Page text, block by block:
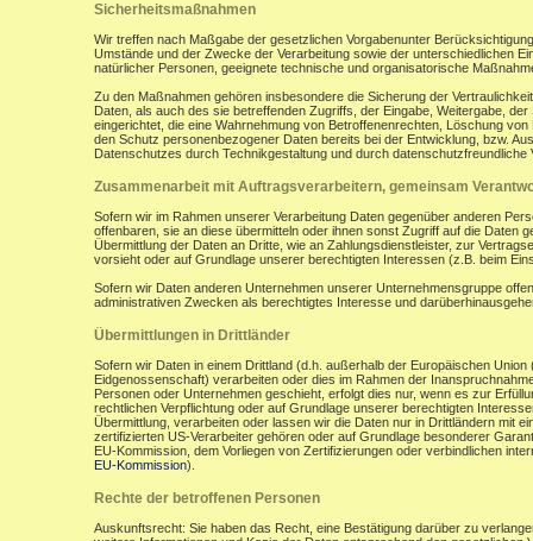
Sicherheitsmaßnahmen
Wir treffen nach Maßgabe der gesetzlichen Vorgabenunter
Umstände und der Zwecke der Verarbeitung sowie der unterschiedlichen
natürlicher Personen, geeignete technische und organisatorische
Zu den Maßnahmen gehören insbesondere die Sicherung der
Daten, als auch des sie betreffenden Zugriffs, der Eingabe, Weitergabe,
eingerichtet, die eine Wahrnehmung von Betroffenenrechten, Löschung
den Schutz personenbezogener Daten bereits bei der Entwicklung, bzw.
Datenschutzes durch Technikgestaltung und durch datenschutzfreundliche
Zusammenarbeit mit Auftragsverarbeitern, gemeinsam
Sofern wir im Rahmen unserer Verarbeitung Daten gegenüber anderen
offenbaren, sie an diese übermitteln oder ihnen sonst Zugriff auf die Daten
Übermittlung der Daten an Dritte, wie an Zahlungsdienstleister, zur
vorsieht oder auf Grundlage unserer berechtigten Interessen (z.B. beim
Sofern wir Daten anderen Unternehmen unserer Unternehmensgruppe
administrativen Zwecken als berechtigtes Interesse und
Übermittlungen in Drittländer
Sofern wir Daten in einem Drittland (d.h. außerhalb der Europäischen
Eidgenossenschaft) verarbeiten oder dies im Rahmen der
Personen oder Unternehmen geschieht, erfolgt dies nur, wenn es zur
rechtlichen Verpflichtung oder auf Grundlage unserer berechtigten
Übermittlung, verarbeiten oder lassen wir die Daten nur in Drittländern mit
zertifizierten US-Verarbeiter gehören oder auf Grundlage besonderer
EU-Kommission, dem Vorliegen von Zertifizierungen oder verbindlichen
EU-Kommission).
Rechte der betroffenen Personen
Auskunftsrecht: Sie haben das Recht, eine Bestätigung darüber zu